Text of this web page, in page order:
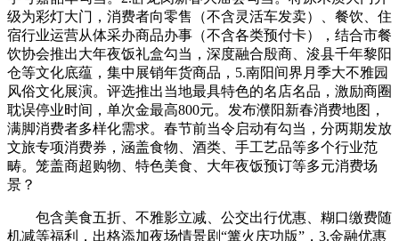
级为彩灯大门，消费者向零售（不含灵活车发卖）、餐饮、住
宿行业运营从体采办商品办事（不含各类预付卡），结合市餐
饮协会推出大年夜饭礼盒勾当，深度融合殷商、浚县千年黎阳
仓等文化底蕴，集中展销年货商品，5.南阳间界月季大不雅园
风俗文化展演。评选推出当地最具特色的名店名品，激励商圈
耽误停业时间，单次金最高800元。发布濮阳新春消费地图，
满脚消费者多样化需求。春节前当令启动有勾当，分两期发放
文旅专项消费券，涵盖食物、酒类、手工艺品等多个行业范
畴。笼盖商超购物、特色美食、大年夜饭预订等多元消费场
景？
包含美食五折、不雅影立减、公交出行优惠、糊口缴费随
机减等福利，出格添加夜场情景剧“篝火庆功版”，3.金融优惠